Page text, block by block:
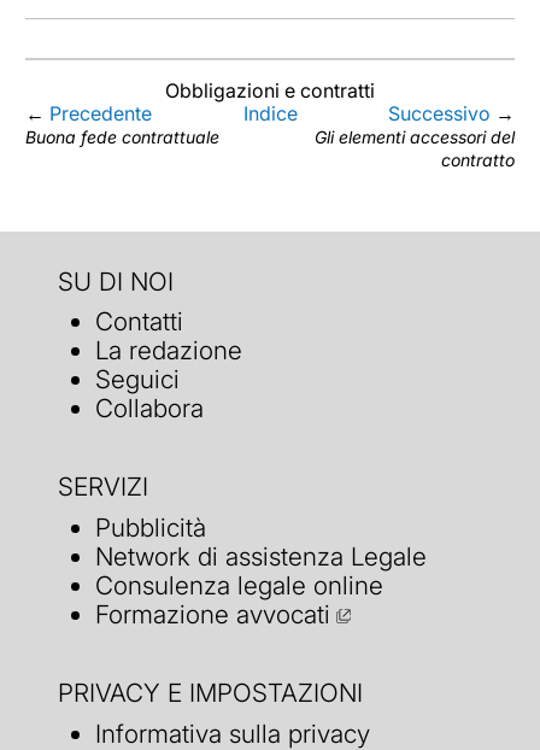
Obbligazioni e contratti
← Precedente
Buona fede contrattuale
Indice Successivo →
Gli elementi accessori del
contratto
SU DI NOI
Contatti
La redazione
Seguici
Collabora
SERVIZI
Pubblicità
Network di assistenza Legale
Consulenza legale online
Formazione avvocati
PRIVACY E IMPOSTAZIONI
Informativa sulla privacy